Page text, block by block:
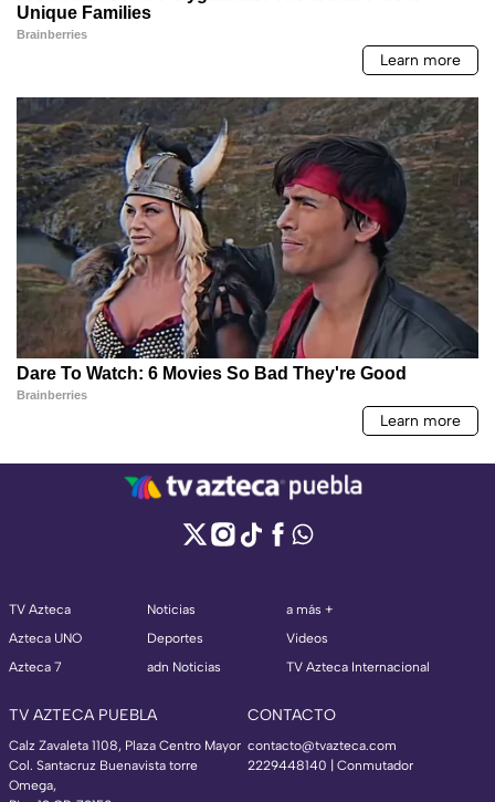
TV Azteca
Azteca UNO
Azteca 7
Noticias
Deportes
adn Noticias
a más +
Videos
TV Azteca Internacional
TV AZTECA PUEBLA
Calz Zavaleta 1108, Plaza Centro Mayor
Col. Santacruz Buenavista torre
Omega,
CONTACTO
contacto@tvazteca.com
2229448140 | Conmutador